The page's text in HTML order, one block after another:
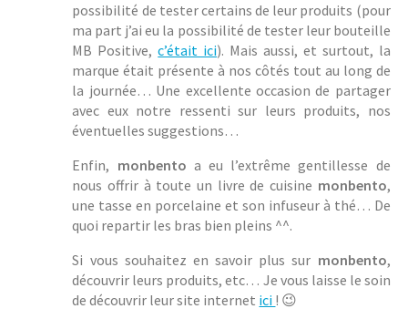
possibilité de tester certains de leur produits (pour
ma part j’ai eu la possibilité de tester leur bouteille
MB Positive,c’était ici). Mais aussi, et surtout, la
marque était présente à nos côtés tout au long de
la journée… Une excellente occasion de partager
avec eux notre ressenti sur leurs produits, nos
éventuelles suggestions…
Enfin, monbento a eu l’extrême gentillesse de
nous offrir à toute un livre de cuisine monbento,
une tasse en porcelaine et son infuseur à thé… De
quoi repartir les bras bien pleins ^^.
Si vous souhaitez en savoir plus sur monbento,
découvrir leurs produits, etc… Je vous laisse le soin
de découvrir leur site internet ici ! 😉